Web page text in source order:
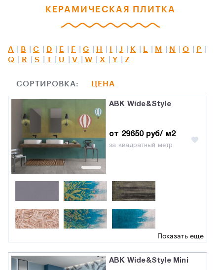
КЕРАМИЧЕСКАЯ ПЛИТКА
A B C D E F G H J K M N O
P
Q
R S T U V W X Y Z
СОРТИРОВКА: ЦЕНА
ABK Wide&Style
от 29650 руб/ м2
за квадратный метр
Показать еще
ABK Wide&Style Mini